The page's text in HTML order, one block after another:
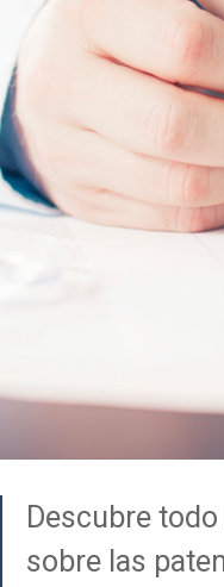
Descubre
sobre las